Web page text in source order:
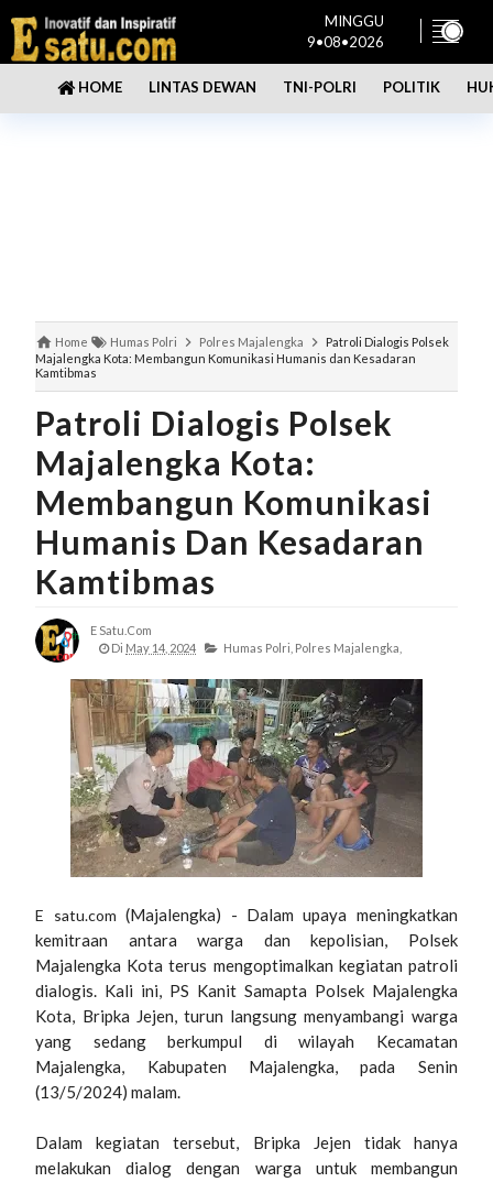
MINGGU
9•08•2026
HOME LINTAS DEWAN TNI-POLRI POLITIK
Home Humas Polri Polres Majalengka
Patroli Dialogis Polsek
Majalengka Kota: Membangun Komunikasi Humanis dan Kesadaran
Kamtibmas
Patroli Dialogis Polsek
Majalengka Kota:
Membangun Komunikasi
Humanis Dan Kesadaran
Kamtibmas
E Satu.com
Di May 14, 2024 Humas Polri, Polres Majalengka,
E satu.com(Majalengka) - Dalam upaya meningkatkan
kemitraan antara warga dan kepolisian, Polsek
Majalengka Kota terus mengoptimalkan kegiatan patroli
dialogis. Kali ini, PS Kanit Samapta Polsek Majalengka
Kota, Bripka Jejen, turun langsung menyambangi warga
yang sedang berkumpul di wilayah Kecamatan
Majalengka, Kabupaten Majalengka, pada Senin
(13/5/2024) malam.
Dalam kegiatan tersebut, Bripka Jejen tidak hanya
melakukan dialog dengan warga untuk membangun